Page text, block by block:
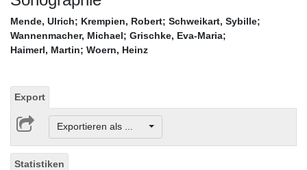
Mende, Ulrich; Krempien, Robert; Schweikart, Sybille;
Wannenmacher, Michael; Grischke, Eva-Maria;
Haimerl, Martin; Woern, Heinz
Export
Exportieren als ...
Statistiken